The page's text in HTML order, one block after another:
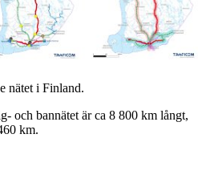
nätet i Finland.
och bannätet är ca 8 800 km långt,
km.